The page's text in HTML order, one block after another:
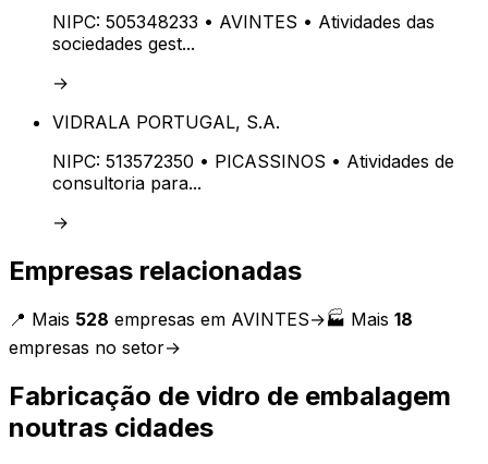
NIPC: 505348233 • AVINTES • Atividades das
sociedades gest...
→
VIDRALA PORTUGAL, S.A.
NIPC: 513572350 • PICASSINOS • Atividades de
consultoria para...
→
Empresas relacionadas
📍 Mais 528 empresas em AVINTES→🏭 Mais 18
empresas no setor→
Fabricação de vidro de embalagem
noutras cidades